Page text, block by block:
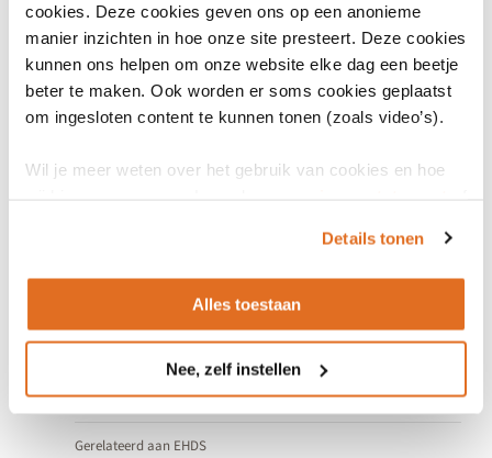
cookies. Deze cookies geven ons op een anonieme
manier inzichten in hoe onze site presteert. Deze cookies
kunnen ons helpen om onze website elke dag een beetje
beter te maken. Ook worden er soms cookies geplaatst
om ingesloten content te kunnen tonen (zoals video’s).
Wil je meer weten over het gebruik van cookies en hoe
Details tonen
Alles toestaan
Nee, zelf instellen
het ontbreken van patiënttoestemming
2.0.0-beta.3
2.0.0-beta.3
In Ontwikkeling Beta
Gerelateerd aan Wegiz
Medicatieoverdracht: Medicatiegegevens
Gerelateerd aan EHDS